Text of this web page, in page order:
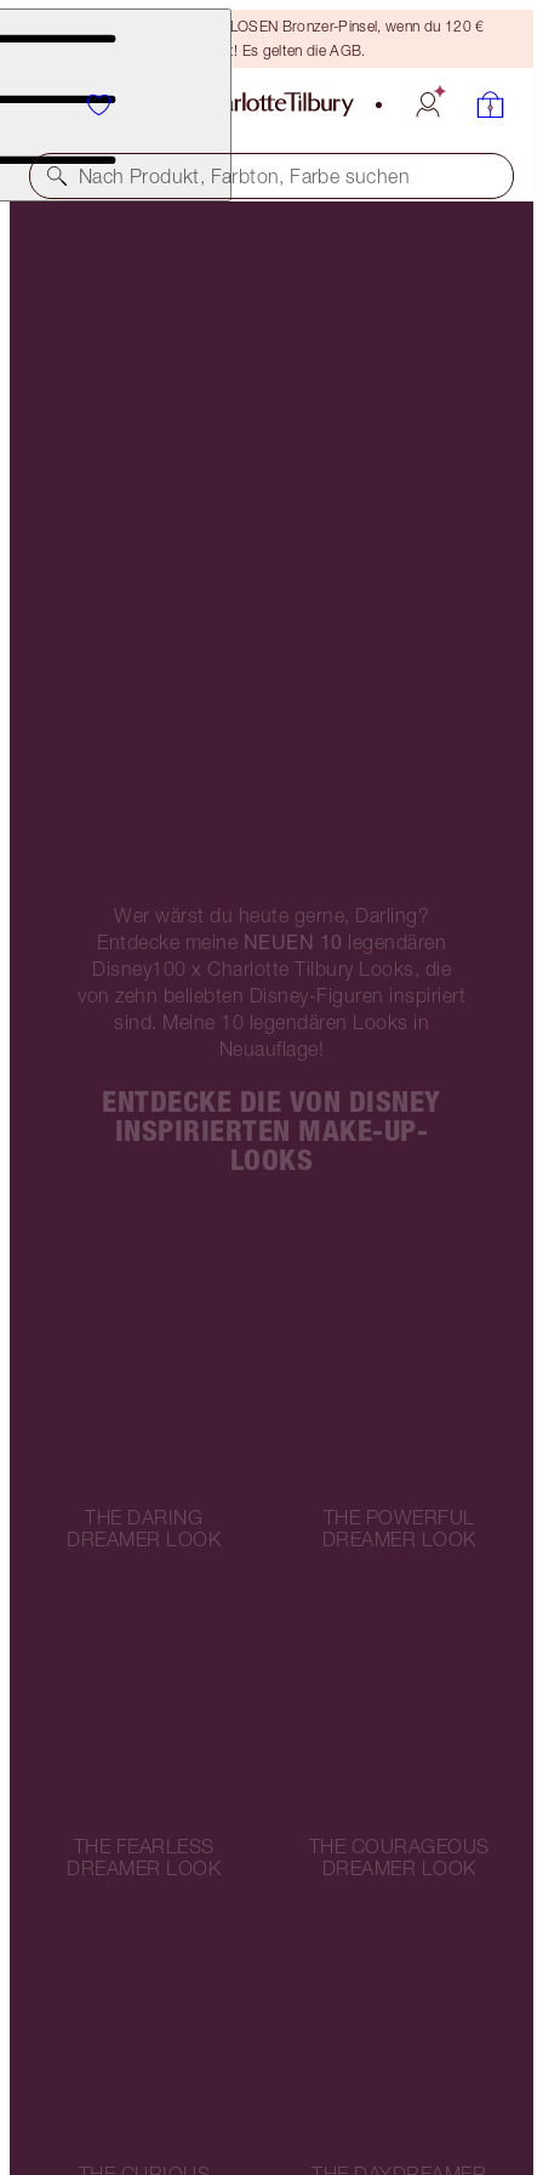
Sichere dir einen KOSTENLOSEN Bronzer-Pinsel, wenn du 120 €
ausgibst! Es gelten die AGB.
Nach Produkt, Farbton, Farbe suchen
Wer wärst du heute gerne, Darling?
Entdecke meine NEUEN 10 legendären
Disney100 x Charlotte Tilbury Looks, die
von zehn beliebten Disney-Figuren inspiriert
sind. Meine 10 legendären Looks in
Neuauflage!
ENTDECKE DIE VON DISNEY
INSPIRIERTEN MAKE-UP-
LOOKS
THE DARING
DREAMER LOOK
THE POWERFUL
DREAMER LOOK
THE FEARLESS
DREAMER LOOK
THE COURAGEOUS
DREAMER LOOK